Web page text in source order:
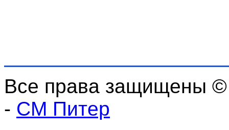
Все права защищены
- СМ Питер